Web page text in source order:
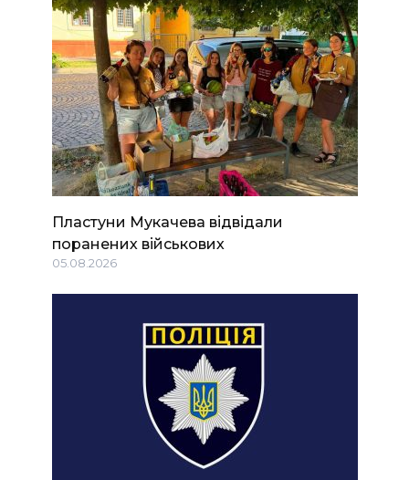
Пластуни Мукачева відвідали
поранених військових
05.08.2026